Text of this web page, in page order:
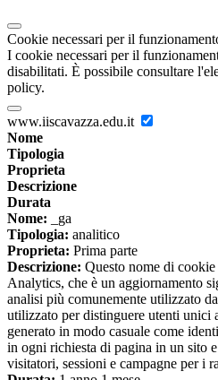
Cookie necessari per il
I cookie necessari per il
disabilitati. È possibile consultare
policy.
www.iiscavazza.edu.it
Nome
Tipologia
Proprieta
Descrizione
Durata
Nome: _ga
Tipologia: analitico
Proprieta: Prima parte
Descrizione: Questo nome di
Analytics, che è un aggiornamento
analisi più comunemente utilizzato
utilizzato per distinguere utenti unici
generato in modo casuale come
in ogni richiesta di pagina in un sito
visitatori, sessioni e campagne per i